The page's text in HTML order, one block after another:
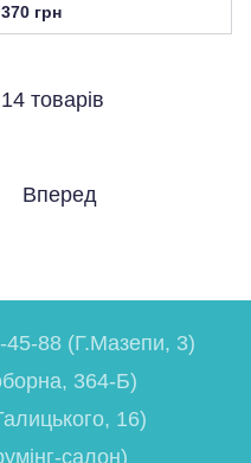
370 грн
товарів
Вперед
45-88 (Г.Мазепи, 3)
364-Б)
16)
салон)